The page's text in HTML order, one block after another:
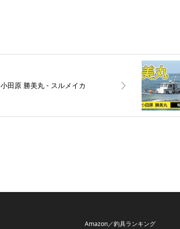
小田原 勝美丸 ‐ スルメイカ
Amazon／釣具ランキング